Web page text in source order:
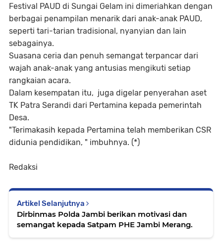
Festival PAUD di Sungai Gelam ini dimeriahkan dengan
berbagai penampilan menarik dari anak-anak PAUD,
seperti tari-tarian tradisional, nyanyian dan lain
sebagainya.
Suasana ceria dan penuh semangat terpancar dari
wajah anak-anak yang antusias mengikuti setiap
rangkaian acara.
Dalam kesempatan itu, juga digelar penyerahan aset
TK Patra Serandi dari Pertamina kepada pemerintah
Desa.
"Terimakasih kepada Pertamina telah memberikan CSR
didunia pendidikan, " imbuhnya. (*)
Redaksi
Artikel Selanjutnya
Dirbinmas Polda Jambi berikan motivasi dan
semangat kepada Satpam PHE Jambi Merang.